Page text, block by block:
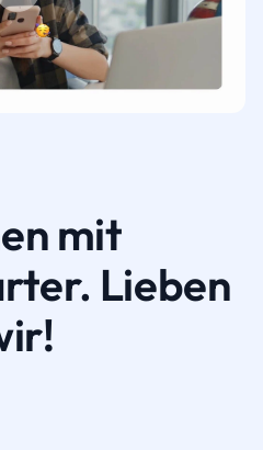
mit
Lieben